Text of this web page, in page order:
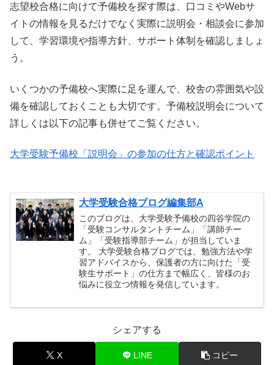
志望校合格に向けて予備校を探す際は、口コミやWebサ
イトの情報を見るだけでなく実際に説明会・相談会に参加
して、学習環境や指導方針、サポート体制を確認しましょ
う。
いくつかの予備校へ実際に足を運んで、校舎の雰囲気や設
備を確認しておくことも大切です。予備校説明会について
詳しくは以下の記事も併せてご覧ください。
大学受験予備校「説明会」の参加の仕方と確認ポイント
大学受験合格ブログ編集部A
このブログは、大学受験予備校の四谷学院の
「受験コンサルタントチーム」「講師チー
ム」「受験指導部チーム」が担当していま
す。 大学受験合格ブログでは、勉強方法や学
習アドバイスから、保護者の方に向けた「受
験生サポート」の仕方まで幅広く、皆様のお
悩みに役立つ情報を発信しています。
シェアする
X LINE コピー